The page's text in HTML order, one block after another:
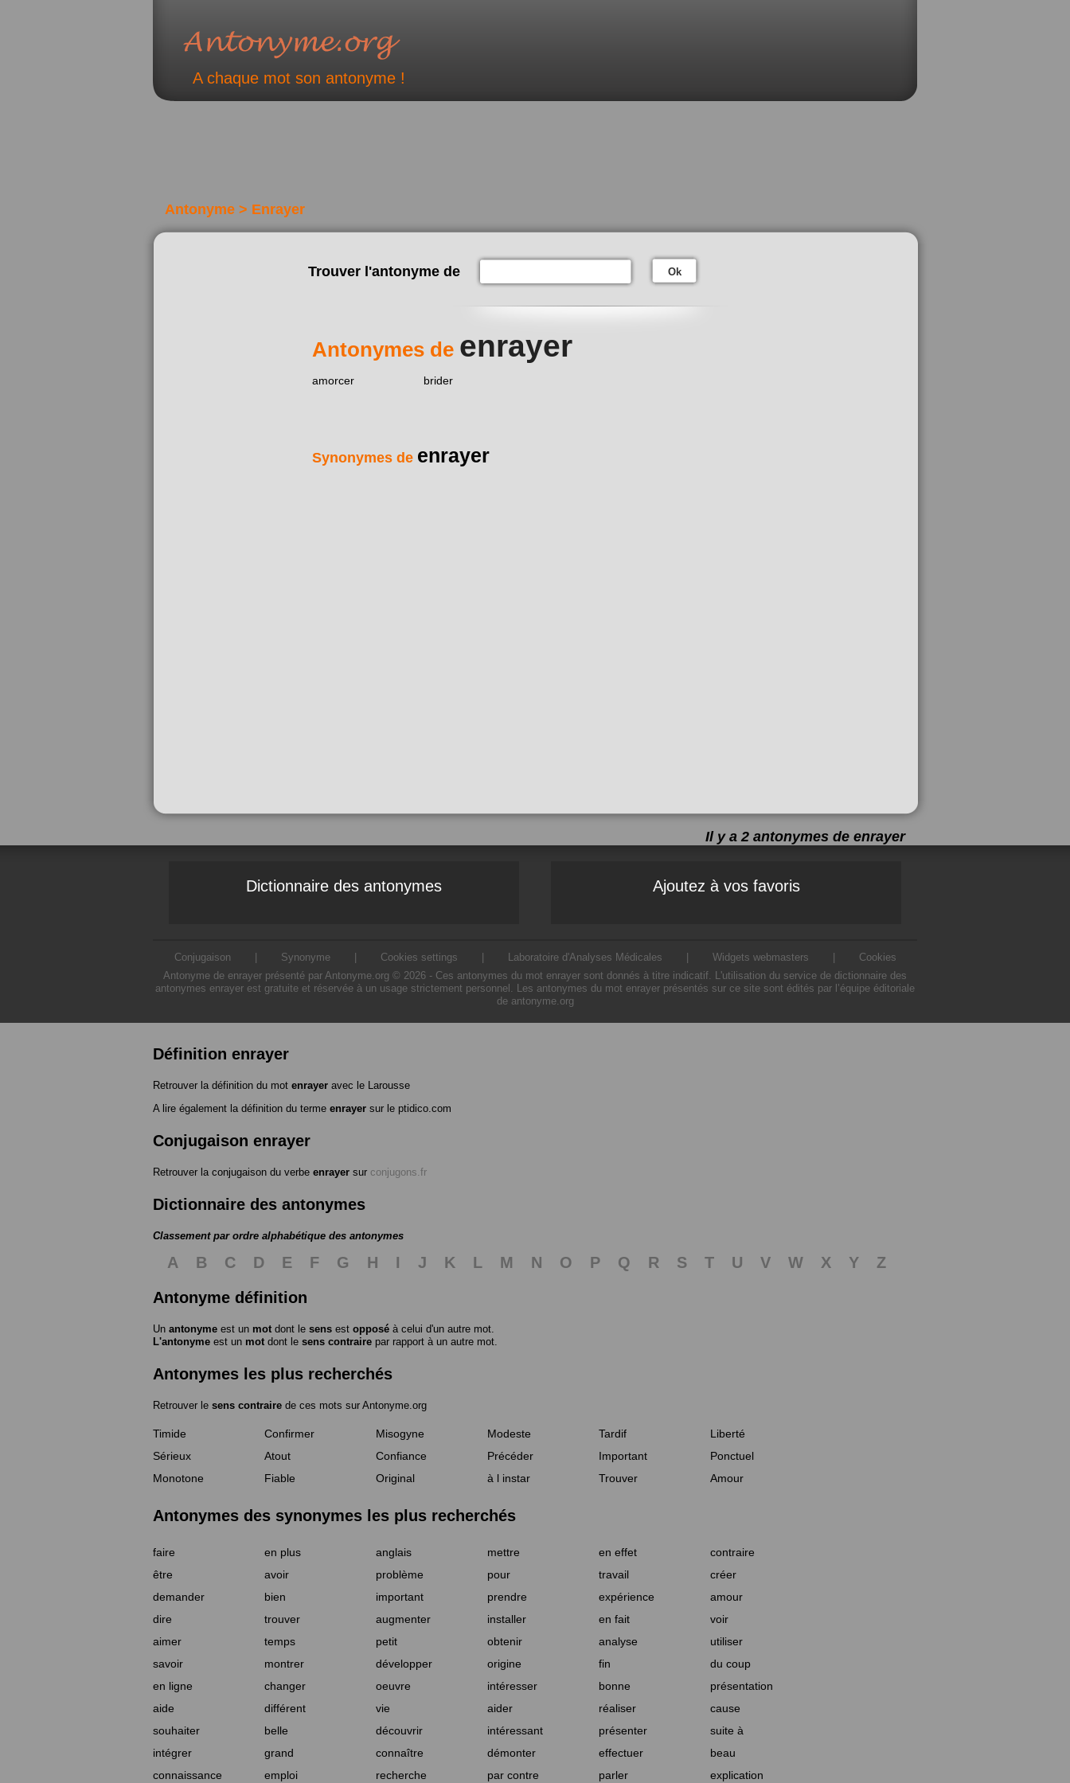
A chaque mot son antonyme !
Antonyme > Enrayer
Trouver l'antonyme de Ok
Antonymes de enrayer
amorcer brider
Synonymes de enrayer
Il y a 2 antonymes de enrayer
Dictionnaire des antonymes Ajoutez à vos favoris
Conjugaison Synonyme Cookies settings Laboratoire d'Analyses Médicales Widgets webmasters
Cookies
Antonyme de enrayer présenté par Antonyme.org © 2026 - Ces antonymes du mot enrayer sont donnés à titre indicatif. L'utilisation du service de dictionnaire des
antonymes enrayer est gratuite et réservée à un usage strictement personnel. Les antonymes du mot enrayer présentés sur ce site sont édités par l’équipe éditoriale
de antonyme.org
Définition enrayer
Retrouver la définition du mot enrayer avec le Larousse
A lire également la définition du terme enrayer sur le ptidico.com
Conjugaison enrayer
Retrouver la conjugaison du verbe enrayer sur conjugons.fr
Dictionnaire des antonymes
Classement par ordre alphabétique des antonymes
A B C D E F G H I J K L M N O P Q R S T U V W X Y
Z
Antonyme définition
Un antonyme est un mot dont le sens est opposé à celui d'un autre mot.
L'antonyme est un mot dont le sens contraire par rapport à un autre mot.
Antonymes les plus recherchés
Retrouver le sens contraire de ces mots sur Antonyme.org
Timide Confirmer Misogyne Modeste Tardif
Liberté
Sérieux
Atout Confiance Précéder Important
Ponctuel
Monotone
Fiable Original à l instar Trouver Amour
Antonymes des synonymes les plus recherchés
faire en plus anglais mettre en effet
contraire
être
avoir problème pour travail
créer
demander
bien important prendre expérience
amour
dire
trouver augmenter installer en fait
voir
aimer
temps petit obtenir analyse
utiliser
savoir
montrer développer origine fin
du coup
en ligne
changer oeuvre intéresser bonne
présentation
aide
différent vie aider réaliser
cause
souhaiter
belle découvrir intéressant présenter
suite à
intégrer
grand connaître démonter effectuer
beau
connaissance
emploi recherche par contre parler explication